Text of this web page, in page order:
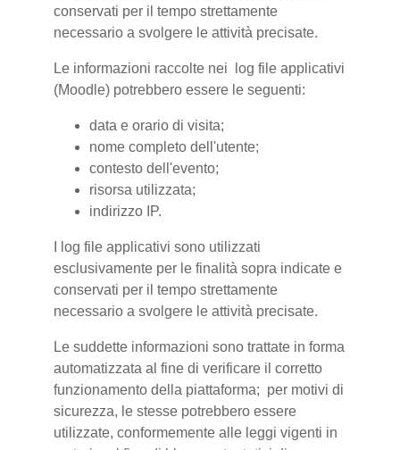
conservati per il tempo strettamente
necessario a svolgere le attività precisate.
Le informazioni raccolte nei log file applicativi
(Moodle) potrebbero essere le seguenti:
data e orario di visita;
nome completo dell'utente;
contesto dell'evento;
risorsa utilizzata;
indirizzo IP.
I log file applicativi sono utilizzati
esclusivamente per le finalità sopra indicate e
conservati per il tempo strettamente
necessario a svolgere le attività precisate.
Le suddette informazioni sono trattate in forma
automatizzata al fine di verificare il corretto
funzionamento della piattaforma; per motivi di
sicurezza, le stesse potrebbero essere
utilizzate, conformemente alle leggi vigenti in